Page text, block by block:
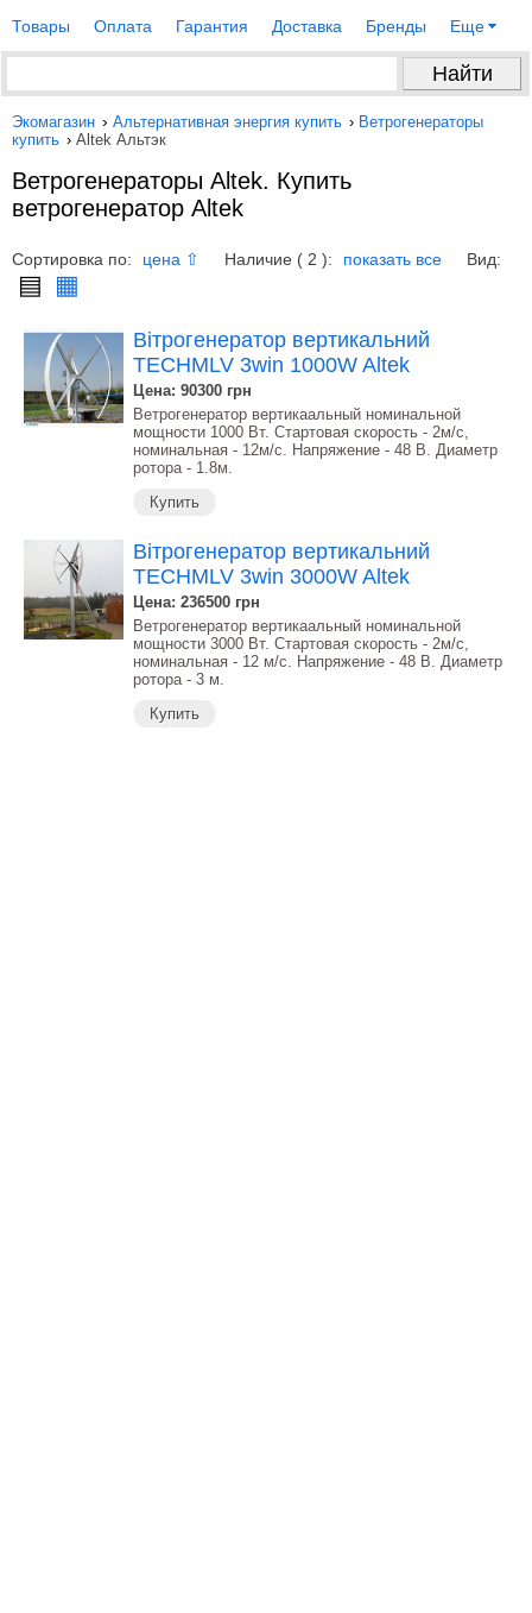
Товары Оплата Гарантия Доставка Бренды Еще
Экомагазин › Альтернативная энергия купить › Ветрогенераторы
купить › Altek Альтэк
Ветрогенераторы Altek. Купить
ветрогенератор Altek
Сортировка по: цена ⇧ Наличие ( 2 ): показать все Вид:
▤ ▦
Вітрогенератор вертикальний
TECHMLV 3win 1000W Altek
Цена: 90300 грн
Ветрогенератор вертикаальный номинальной
мощности 1000 Вт. Стартовая скорость - 2м/с,
номинальная - 12м/с. Напряжение - 48 В. Диаметр
ротора - 1.8м.
Купить
Вітрогенератор вертикальний
TECHMLV 3win 3000W Altek
Цена: 236500 грн
Ветрогенератор вертикаальный номинальной
мощности 3000 Вт. Стартовая скорость - 2м/с,
номинальная - 12 м/с. Напряжение - 48 В. Диаметр
ротора - 3 м.
Купить